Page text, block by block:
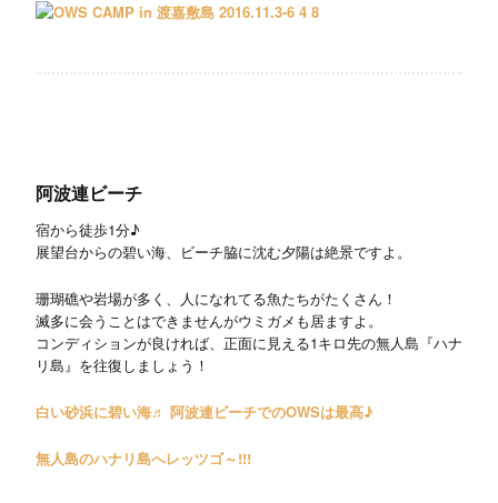
阿波連ビーチ
宿から徒歩1分♪
展望台からの碧い海、ビーチ脇に沈む夕陽は絶景ですよ。
珊瑚礁や岩場が多く、人になれてる魚たちがたくさん！
滅多に会うことはできませんがウミガメも居ますよ。
コンディションが良ければ、正面に見える1キロ先の無人島『ハナ
リ島』を往復しましょう！
白い砂浜に碧い海♬ 阿波連ビーチでのOWSは最高♪
無人島のハナリ島へレッツゴ～!!!